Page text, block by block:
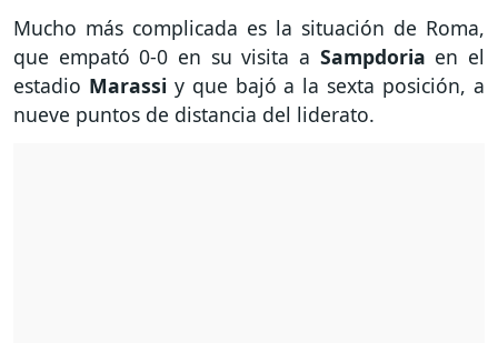
Mucho más complicada es la situación de Roma,
que empató 0-0 en su visita a Sampdoria en el
estadio Marassi y que bajó a la sexta posición, a
nueve puntos de distancia del liderato.